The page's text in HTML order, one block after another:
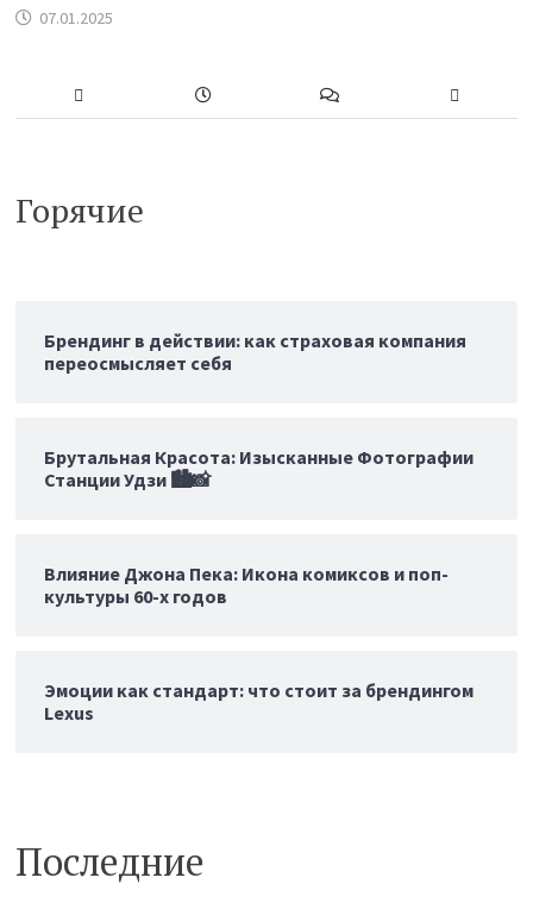
07.01.2025
Горячие
Брендинг в действии: как страховая компания
переосмысляет себя
Брутальная Красота: Изысканные Фотографии
Станции Удзи 🏙️📸
Влияние Джона Пека: Икона комиксов и поп-
культуры 60-х годов
Эмоции как стандарт: что стоит за брендингом
Lexus
Последние